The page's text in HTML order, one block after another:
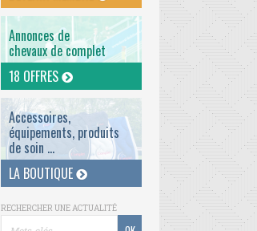
Annonces de
chevaux de complet
18 OFFRES
Accessoires,
équipements, produits
de soin ...
LA BOUTIQUE
RECHERCHER UNE ACTUALITÉ